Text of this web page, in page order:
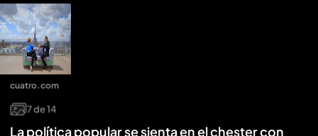
7de14
La política popular se sienta en el chester con
cuatro.com